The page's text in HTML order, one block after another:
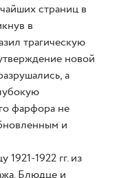
страниц в
в
трагическую
новой
а
фарфора не
и
1922 гг. из